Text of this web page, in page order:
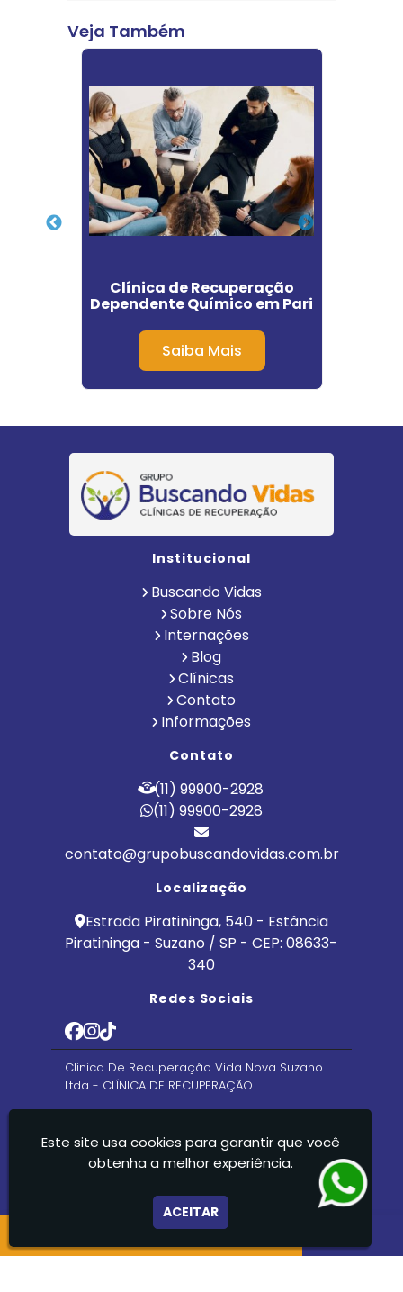
Veja Também
Clínica de Recuperação
Dependente Químico em Pari
Saiba Mais
Institucional
Buscando Vidas
Sobre Nós
Internações
Blog
Clínicas
Contato
Informações
Contato
(11) 99900-2928
(11) 99900-2928
contato@grupobuscandovidas.com.br
Localização
Estrada Piratininga, 540 - Estância
Piratininga - Suzano / SP - CEP: 08633-
340
Redes Sociais
Clinica De Recuperação Vida Nova Suzano
Ltda - CLÍNICA DE RECUPERAÇÃO
Este site usa cookies para garantir que você
obtenha a melhor experiência.
ACEITAR